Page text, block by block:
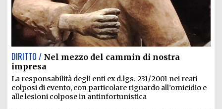
DIRITTO / Nel mezzo del cammin di nostra
impresa
La responsabilità degli enti ex d.lgs. 231/2001 nei reati
colposi di evento, con particolare riguardo all’omicidio e
alle lesioni colpose in antinfortunistica